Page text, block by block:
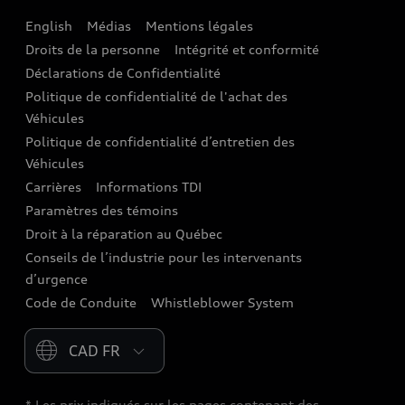
Audi connect
Assistance routière
Audi Care
Centres de carrosserie Audi
Garanties Audi et couverture
English Médias
Mentions légales
Droits de la personne
Intégrité et conformité
Déclarations de Confidentialité
Politique de confidentialité de l'achat des
Véhicules
Politique de confidentialité d’entretien des
Véhicules
Carrières
Informations TDI
Paramètres des témoins
Droit à la réparation au Québec
Conseils de l’industrie pour les intervenants
d’urgence
Code de Conduite
Whistleblower System
Please select country